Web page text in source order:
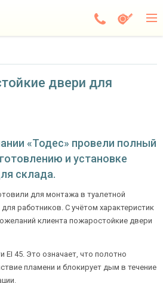
двери для
«Тодес» провели полный
и установке
склада.
для монтажа в туалетной
работников. С учётом характеристик
клиента пожаростойкие двери
EI 45. Это означает, что полотно
пламени и блокирует дым в течение